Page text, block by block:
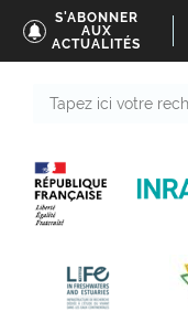
S'ABONNER
AUX
ACTUALITÉS